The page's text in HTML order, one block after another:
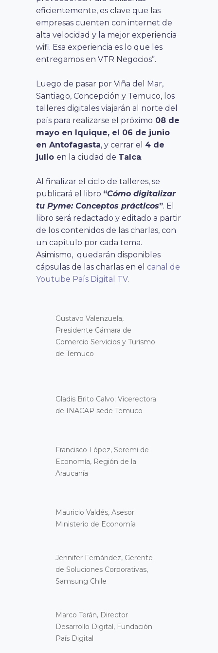
eficientemente, es clave que las
empresas cuenten con internet de
alta velocidad y la mejor experiencia
wifi. Esa experiencia es lo que les
entregamos en VTR Negocios”.
Luego de pasar por Viña del Mar,
Santiago, Concepción y Temuco, los
talleres digitales viajarán al norte del
país para realizarse el próximo 08 de
mayo en Iquique, el 06 de junio
en Antofagasta, y cerrar el 4 de
julio en la ciudad de Talca.
Al finalizar el ciclo de talleres, se
publicará el libro “Cómo digitalizar
tu Pyme: Conceptos prácticos”. El
libro será redactado y editado a partir
de los contenidos de las charlas, con
un capítulo por cada tema.
Asimismo, quedarán disponibles
cápsulas de las charlas en el canal de
Youtube País Digital TV.
Gustavo Valenzuela,
Presidente Cámara de
Comercio Servicios y Turismo
de Temuco
Gladis Brito Calvo; Vicerectora
de INACAP sede Temuco
Francisco López, Seremi de
Economía, Región de la
Araucanía
Mauricio Valdés, Asesor
Ministerio de Economía
Jennifer Fernández, Gerente
de Soluciones Corporativas,
Samsung Chile
Marco Terán, Director
Desarrollo Digital, Fundación
País Digital